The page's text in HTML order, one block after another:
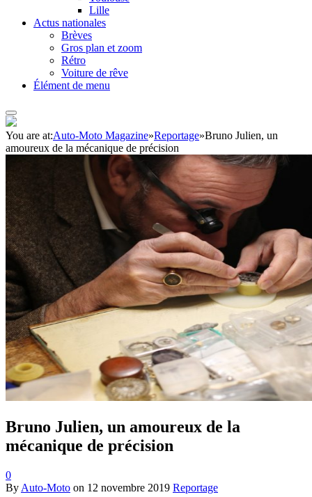
Lille
Actus nationales
Brèves
Gros plan et zoom
Rétro
Voiture de rêve
Élément de menu
You are at:Auto-Moto Magazine»Reportage»Bruno Julien, un
amoureux de la mécanique de précision
Bruno Julien, un amoureux de la
mécanique de précision
0
By Auto-Moto on 12 novembre 2019 Reportage